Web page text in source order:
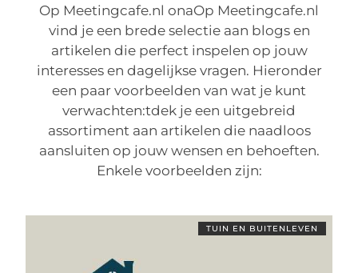
Op Meetingcafe.nl onaOp Meetingcafe.nl
vind je een brede selectie aan blogs en
artikelen die perfect inspelen op jouw
interesses en dagelijkse vragen. Hieronder
een paar voorbeelden van wat je kunt
verwachten:tdek je een uitgebreid
assortiment aan artikelen die naadloos
aansluiten op jouw wensen en behoeften.
Enkele voorbeelden zijn:
TUIN EN BUITENLEVEN